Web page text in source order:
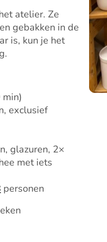
atelier. Ze
gebakken in de
is, kun je het
exclusief
glazuren, 2×
met iets
personen